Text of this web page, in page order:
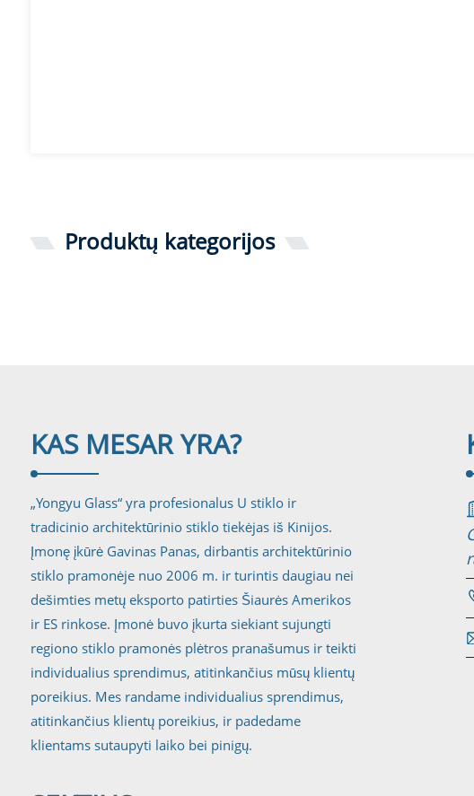
Produktų kategorijos
KAS MESAR YRA?
„Yongyu Glass“ yra profesionalus U stiklo ir
tradicinio architektūrinio stiklo tiekėjas iš Kinijos.
Įmonę įkūrė Gavinas Panas, dirbantis architektūrinio
stiklo pramonėje nuo 2006 m. ir turintis daugiau nei
dešimties metų eksporto patirties Šiaurės Amerikos
ir ES rinkose. Įmonė buvo įkurta siekiant sujungti
regiono stiklo pramonės plėtros pranašumus ir teikti
individualius sprendimus, atitinkančius mūsų klientų
poreikius. Mes randame individualius sprendimus,
atitinkančius klientų poreikius, ir padedame
klientams sutaupyti laiko bei pinigų.